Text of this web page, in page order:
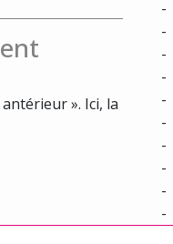
». Ici, la